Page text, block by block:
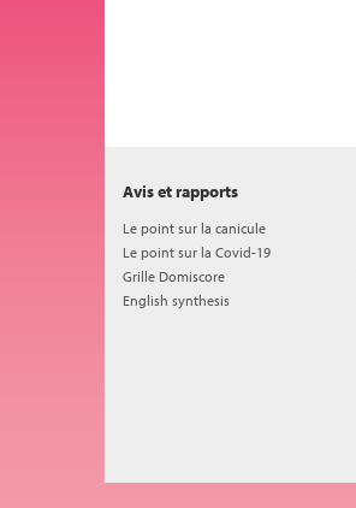
Avis et rapports
Le point sur la canicule
Le point sur la Covid-19
Grille Domiscore
English synthesis